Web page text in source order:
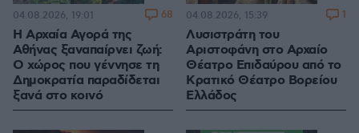
Η Αρχαία Αγορά της
Αθήνας ξαναπαίρνει ζωή:
Ο χώρος που γέννησε τη
Δημοκρατία παραδίδεται
ξανά στο κοινό
04.08.2026, 19:01 68
Λυσιστράτη του
Αριστοφάνη στο Αρχαίο
Θέατρο Επιδαύρου από το
Κρατικό Θέατρο Βορείου
Ελλάδος
04.08.2026, 15:39 1